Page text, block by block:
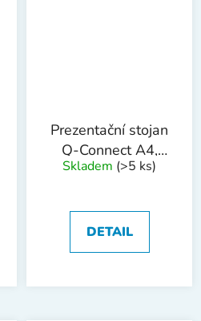
Prezentační stojan
Q-Connect A4,
tvar T plastový
Skladem (>5 ks)
DETAIL